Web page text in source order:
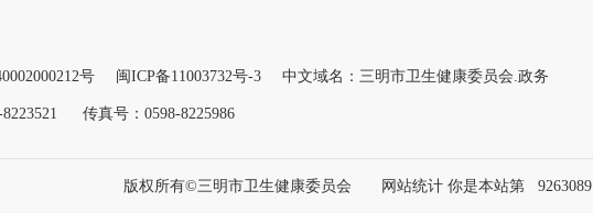
号 闽ICP备11003732号-3 中文域名：三明市卫生健康委员会.政务
传真号：0598-8225986
版权所有©三明市卫生健康委员会 网站统计 你是本站第 9263089